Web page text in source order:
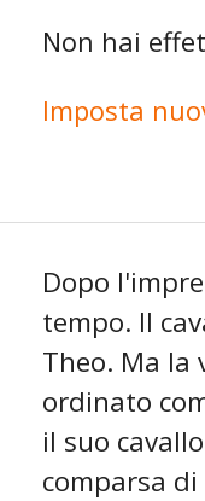
Non hai
Imposta
Dopo
tempo. Il
Theo. Ma la
ordinato
il suo
comparsa